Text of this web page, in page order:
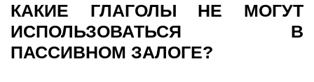
КАКИЕ ГЛАГОЛЫ НЕ МОГУТ
ИСПОЛЬЗОВАТЬСЯ В
ПАССИВНОМ ЗАЛОГЕ?